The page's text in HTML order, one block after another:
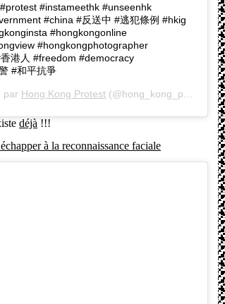
#instameethk #unseenhk
#china #反送中 #逃犯條例 #hkig
#hongkongonline
#hongkongphotographer
港人 #freedom #democracy
#和平抗爭
par Hong Kong Protest (@hong_kong_protest) le
déjà !!!
à la reconnaissance faciale